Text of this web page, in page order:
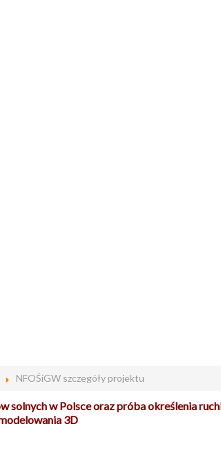
NFOŚiGW szczegóły projektu
solnych w Polsce oraz próba określenia
3D